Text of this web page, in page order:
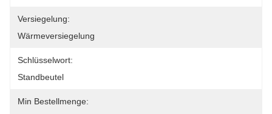
Versiegelung:
Wärmeversiegelung
Schlüsselwort:
Standbeutel
Min Bestellmenge: